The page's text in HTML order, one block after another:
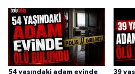
54 yaşındaki adam evinde
39